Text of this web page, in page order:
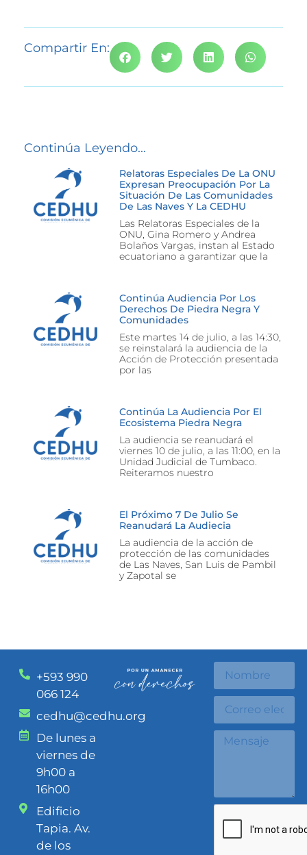
Compartir En:
Continúa Leyendo...
Relatoras Especiales De La ONU
Expresan Preocupación Por La
Situación De Las Comunidades
De Las Naves Y La CEDHU
Las Relatoras Especiales de la
ONU, Gina Romero y Andrea
Bolaños Vargas, instan al Estado
ecuatoriano a garantizar que la
Continúa Audiencia Por Los
Derechos De Piedra Negra Y
Comunidades
Este martes 14 de julio, a las 14:30,
se reinstalará la audiencia de la
Acción de Protección presentada
por las
Continúa La Audiencia Por El
Ecosistema Piedra Negra
La audiencia se reanudará el
viernes 10 de julio, a las 11:00, en la
Unidad Judicial de Tumbaco.
Reiteramos nuestro
El Próximo 7 De Julio Se
Reanudará La Audiecia
La audiencia de la acción de
protección de las comunidades
de Las Naves, San Luis de Pambil
y Zapotal se
+593 990
066 124
cedhu@cedhu.org
De lunes a
viernes de
9h00 a
16h00
Edificio
Tapia. Av.
de los